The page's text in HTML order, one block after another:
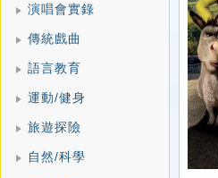
演唱會實錄
傳統戲曲
語言教育
運動/健身
旅遊探險
自然/科學